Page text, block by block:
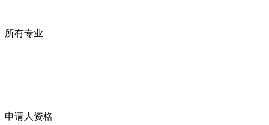
所有专业
申请人资格